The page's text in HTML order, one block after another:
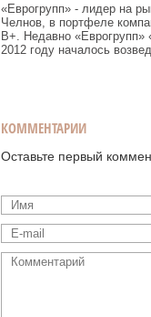
«Еврогрупп» - лидер на
Челнов, в портфеле
B+. Недавно «Еврогрупп»
2012 году началось
КОММЕНТАРИИ
Оставьте первый